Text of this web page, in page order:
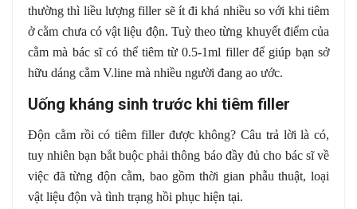
thường thì liều lượng filler sẽ ít đi khá nhiều so với khi tiêm
ở cằm chưa có vật liệu độn. Tuỳ theo từng khuyết điểm của
cằm mà bác sĩ có thể tiêm từ 0.5-1ml filler để giúp bạn sở
hữu dáng cằm V.line mà nhiều người đang ao ước.
Uống kháng sinh trước khi tiêm filler
Độn cằm rồi có tiêm filler được không? Câu trả lời là có,
tuy nhiên bạn bắt buộc phải thông báo đầy đủ cho bác sĩ về
việc đã từng độn cằm, bao gồm thời gian phẫu thuật, loại
vật liệu độn và tình trạng hồi phục hiện tại.